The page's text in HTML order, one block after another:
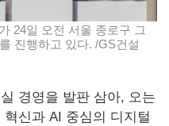
24일 오전 서울 종로구 그
진행하고 있다. /GS건설
경영을 발판 삼아, 오는
신과 AI 중심의 디지털